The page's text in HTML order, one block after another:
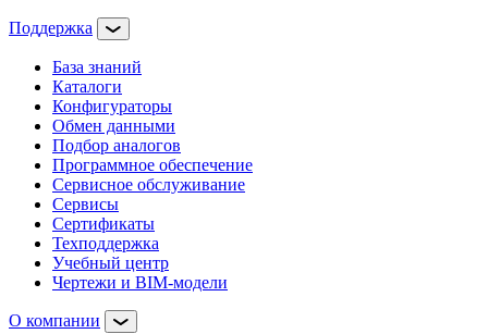
Поддержка
База знаний
Каталоги
Конфигураторы
Обмен данными
Подбор аналогов
Программное обеспечение
Сервисное обслуживание
Сервисы
Сертификаты
Техподдержка
Учебный центр
Чертежи и BIM-модели
О компании